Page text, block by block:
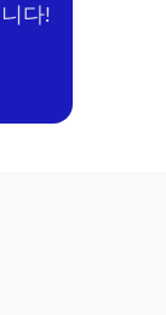
다!